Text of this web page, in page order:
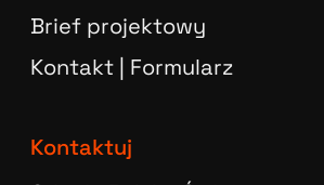
Brief projektowy
Kontakt | Formularz
Kontaktuj